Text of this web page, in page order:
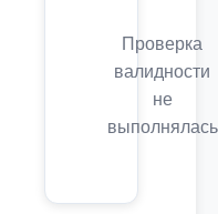
Проверка
валидности
не
выполнялась